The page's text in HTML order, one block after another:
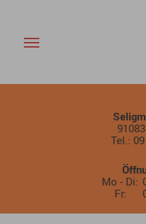
Aktuelle
Tel.:
Mo - Di:
Fr: